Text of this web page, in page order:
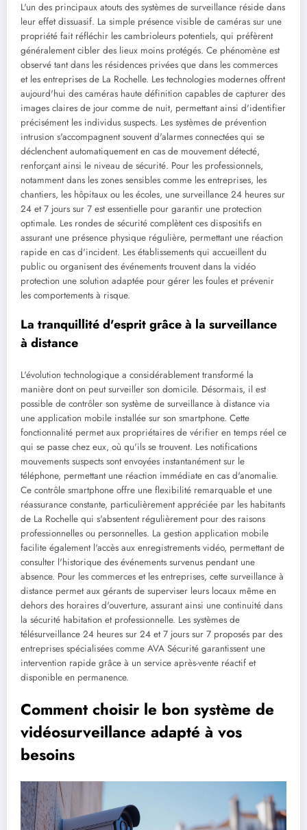
L'un des principaux atouts des systèmes de surveillance réside dans
leur effet dissuasif. La simple présence visible de caméras sur une
propriété fait réfléchir les cambrioleurs potentiels, qui préfèrent
généralement cibler des lieux moins protégés. Ce phénomène est
observé tant dans les résidences privées que dans les commerces
et les entreprises de La Rochelle. Les technologies modernes offrent
aujourd'hui des caméras haute définition capables de capturer des
images claires de jour comme de nuit, permettant ainsi d'identifier
précisément les individus suspects. Les systèmes de prévention
intrusion s'accompagnent souvent d'alarmes connectées qui se
déclenchent automatiquement en cas de mouvement détecté,
renforçant ainsi le niveau de sécurité. Pour les professionnels,
notamment dans les zones sensibles comme les entreprises, les
chantiers, les hôpitaux ou les écoles, une surveillance 24 heures sur
24 et 7 jours sur 7 est essentielle pour garantir une protection
optimale. Les rondes de sécurité complètent ces dispositifs en
assurant une présence physique régulière, permettant une réaction
rapide en cas d'incident. Les établissements qui accueillent du
public ou organisent des événements trouvent dans la vidéo
protection une solution adaptée pour gérer les foules et prévenir
les comportements à risque.
La tranquillité d'esprit grâce à la surveillance
à distance
L'évolution technologique a considérablement transformé la
manière dont on peut surveiller son domicile. Désormais, il est
possible de contrôler son système de surveillance à distance via
une application mobile installée sur son smartphone. Cette
fonctionnalité permet aux propriétaires de vérifier en temps réel ce
qui se passe chez eux, où qu'ils se trouvent. Les notifications
mouvements suspects sont envoyées instantanément sur le
téléphone, permettant une réaction immédiate en cas d'anomalie.
Ce contrôle smartphone offre une flexibilité remarquable et une
réassurance constante, particulièrement appréciée par les habitants
de La Rochelle qui s'absentent régulièrement pour des raisons
professionnelles ou personnelles. La gestion application mobile
facilite également l'accès aux enregistrements vidéo, permettant de
consulter l'historique des événements survenus pendant une
absence. Pour les commerces et les entreprises, cette surveillance à
distance permet aux gérants de superviser leurs locaux même en
dehors des horaires d'ouverture, assurant ainsi une continuité dans
la sécurité habitation et professionnelle. Les systèmes de
télésurveillance 24 heures sur 24 et 7 jours sur 7 proposés par des
entreprises spécialisées comme AVA Sécurité garantissent une
intervention rapide grâce à un service après-vente réactif et
disponible en permanence.
Comment choisir le bon système de
vidéosurveillance adapté à vos
besoins